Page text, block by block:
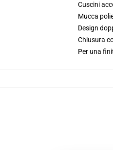
Cuscini
Mucca
Design
Chiusura
Per una